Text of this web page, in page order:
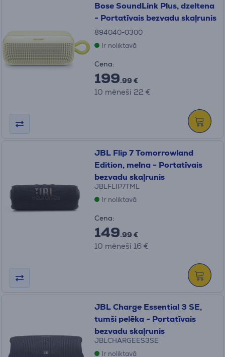
Bose SoundLink Plus, dzeltena
- Portatīvais bezvadu skaļrunis
894040-0300
Ir noliktavā
Cena:
199.99 €
10 mēneši 22 €
JBL Flip 7 Tomorrowland
Edition, melna - Portatīvais
bezvadu skaļrunis
JBLFLIP7TML
Ir noliktavā
Cena:
149.99 €
10 mēneši 16 €
JBL Charge Essential 3 SE,
tumši pelēka - Portatīvais
bezvadu skaļrunis
JBLCHARGEES3SE
Ir noliktavā